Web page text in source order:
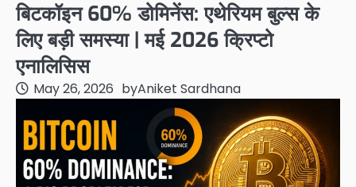
बिटकॉइन 60% डोमिनेंस: एथेरियम बुल्स के
लिए बड़ी समस्या | मई 2026 क्रिप्टो
एनालिसिस
May 26, 2026 byAniket Sardhana